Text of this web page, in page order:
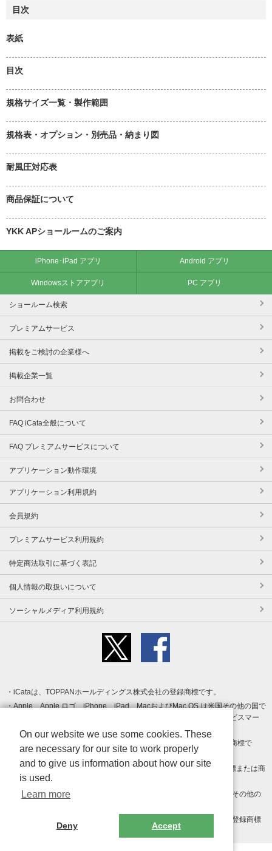
目次
表紙
目次
規格サイズ一覧・製作範囲
規格表・オプション・別売品・納まり図
耐風圧対応表
商品保証について
YKK APショールームのご案内
iPhone･iPad アプリ Android アプリ
Windowsストアアプリ PC アプリ
ショールーム検索
プレミアムサービス
掲載をご検討の企業様へ
掲載企業一覧
お問合わせ
FAQ iCata全般について
FAQ プレミアムサービスについて
アプリケーション動作環境
アプリケーション利用規約
会員規約
プレミアムサービス利用規約
特定商法取引に基づく表記
個人情報の取扱いについて
ソーシャルメディア利用規約
iCataは、TOPPANホールディングス株式会社の登録商標です。
Apple、Apple ロゴ、iPhone、iPad、MacおよびMac OS は米国その他の国で
登録された Apple Inc. の商標です。App Store は Apple Inc. のサービスマー
クです。
Android、Google Play および Google Play ロゴ は Google LLC の商標で
す。
Windows は Microsoft Inc.の米国およびその他の国における登録商標または商
標です。
Adobe、Adobe Reader、Adobe PDF は、Adobe Inc.の米国およびその他の
その他、記載されている会社名、商品名、ロゴは各社の商標または登録商標
On our website we use some cookies. These
are necessary for our site to work properly
and to give us information about how our site
is used.
Learn more
Deny Accept